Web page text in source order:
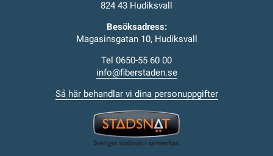
824 43 Hudiksvall
Besöksadress:
Magasinsgatan 10, Hudiksvall
Tel 0650-55 60 00
info@fiberstaden.se
Så här behandlar vi dina personuppgifter